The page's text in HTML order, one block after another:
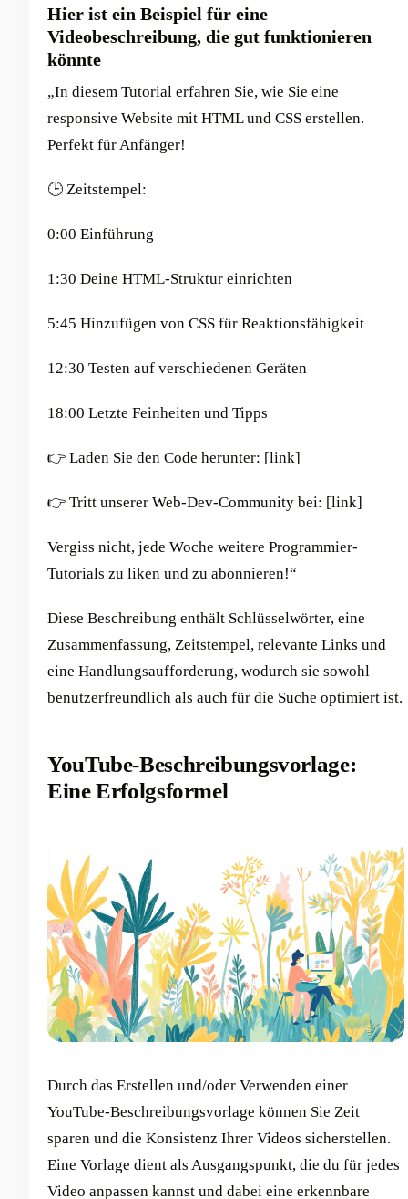
Hier ist ein Beispiel für eine
Videobeschreibung, die gut funktionieren
könnte
„In diesem Tutorial erfahren Sie, wie Sie eine
responsive Website mit HTML und CSS erstellen.
Perfekt für Anfänger!
🕒 Zeitstempel:
0:00 Einführung
1:30 Deine HTML-Struktur einrichten
5:45 Hinzufügen von CSS für Reaktionsfähigkeit
12:30 Testen auf verschiedenen Geräten
18:00 Letzte Feinheiten und Tipps
👉 Laden Sie den Code herunter: [link]
👉 Tritt unserer Web-Dev-Community bei: [link]
Vergiss nicht, jede Woche weitere Programmier-
Tutorials zu liken und zu abonnieren!“
Diese Beschreibung enthält Schlüsselwörter, eine
Zusammenfassung, Zeitstempel, relevante Links und
eine Handlungsaufforderung, wodurch sie sowohl
benutzerfreundlich als auch für die Suche optimiert ist.
YouTube-Beschreibungsvorlage:
Eine Erfolgsformel
Durch das Erstellen und/oder Verwenden einer
YouTube-Beschreibungsvorlage können Sie Zeit
sparen und die Konsistenz Ihrer Videos sicherstellen.
Eine Vorlage dient als Ausgangspunkt, die du für jedes
Video anpassen kannst und dabei eine erkennbare